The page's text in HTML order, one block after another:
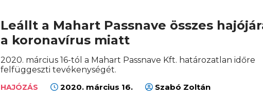
Leállt a Mahart Passnave összes
a koronavírus miatt
2020. március 16-tól a Mahart Passnave Kft. határozatlan időre
felfüggeszti tevékenységét.
HAJÓZÁS 2020. március 16. Szabó Zoltán